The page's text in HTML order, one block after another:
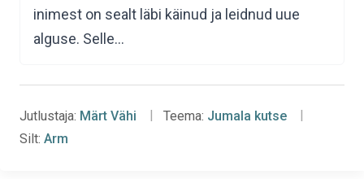
inimest on sealt läbi käinud ja leidnud uue
alguse. Selle…
Jutlustaja: Märt Vähi Teema: Jumala kutse
Silt: Arm